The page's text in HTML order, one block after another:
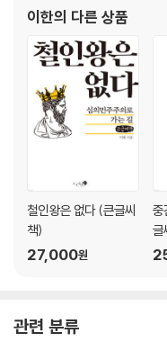
존재 계속의 이익 207
‘우리의 것과 같은 미래’ 217
6. 인구와 멸종 227
과잉인구 230
인구에 관한 도덕 이론의 문
파피트 교수의 인구 문제들
왜 반출생주의는 이론 X와
계약주의 247
단계적 멸종 251
감소하는 인구가 삶의 질을
멸종의 두 수단 269
이한의 다른 상품
철인왕은 없다 (큰글씨
책)
27,000원
중
글
관련 분류